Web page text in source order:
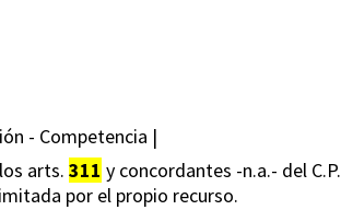
- Competencia |
arts. 311 y concordantes -n.a.- del
por el propio recurso.